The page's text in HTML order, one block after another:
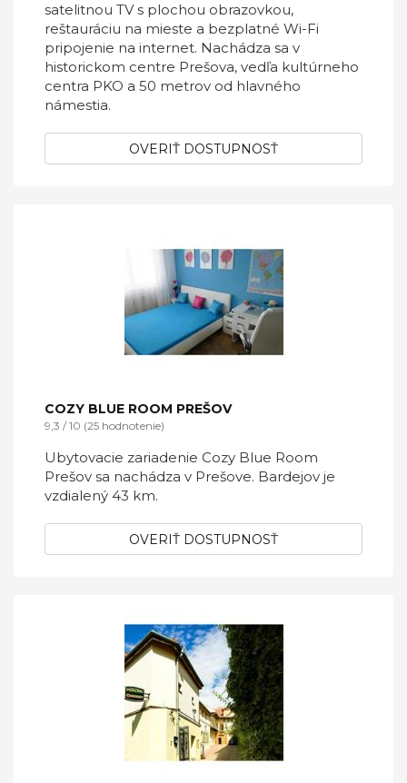
satelitnou TV s plochou obrazovkou,
reštauráciu na mieste a bezplatné Wi-Fi
pripojenie na internet. Nachádza sa v
historickom centre Prešova, vedľa kultúrneho
centra PKO a 50 metrov od hlavného
námestia.
OVERIŤ DOSTUPNOSŤ
COZY BLUE ROOM PREŠOV
9,3 / 10 (25 hodnotenie)
Ubytovacie zariadenie Cozy Blue Room
Prešov sa nachádza v Prešove. Bardejov je
vzdialený 43 km.
OVERIŤ DOSTUPNOSŤ